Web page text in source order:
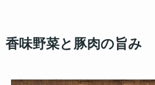
香味野菜と豚肉の旨み